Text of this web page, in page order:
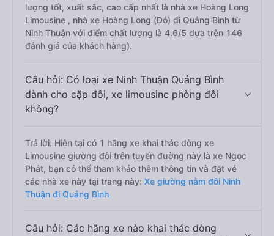
lượng tốt, xuất sắc, cao cấp nhất là nhà xe Hoàng Long
Limousine , nhà xe Hoàng Long (Đỏ) đi Quảng Bình từ
Ninh Thuận với điểm chất lượng là 4.6/5 dựa trên 146
đánh giá của khách hàng).
Câu hỏi: Có loại xe Ninh Thuận Quảng Bình
dành cho cặp đôi, xe limousine phòng đôi
không?
Trả lời: Hiện tại có 1 hãng xe khai thác dòng xe
Limousine giường đôi trên tuyến đường này là xe Ngọc
Phát, bạn có thể tham khảo thêm thông tin và đặt vé
các nhà xe này tại trang này: Xe giường nằm đôi Ninh
Thuận đi Quảng Bình
Câu hỏi: Các hãng xe nào khai thác dòng